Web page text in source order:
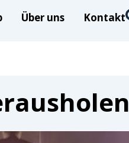
Über uns Kontakt